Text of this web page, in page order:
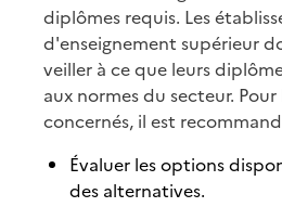
diplômes requis. Les
d'enseignement supérieur
veiller à ce que leurs
aux normes du secteur.
concernés, il est
Évaluer les options
des alternatives.